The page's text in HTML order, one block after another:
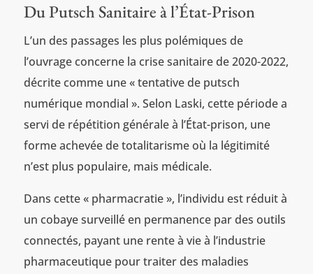
Du Putsch Sanitaire à l’État-Prison
L’un des passages les plus polémiques de
l’ouvrage concerne la crise sanitaire de 2020-2022,
décrite comme une « tentative de putsch
numérique mondial ». Selon Laski, cette période a
servi de répétition générale à l’État-prison, une
forme achevée de totalitarisme où la légitimité
n’est plus populaire, mais médicale.
Dans cette « pharmacratie », l’individu est réduit à
un cobaye surveillé en permanence par des outils
connectés, payant une rente à vie à l’industrie
pharmaceutique pour traiter des maladies